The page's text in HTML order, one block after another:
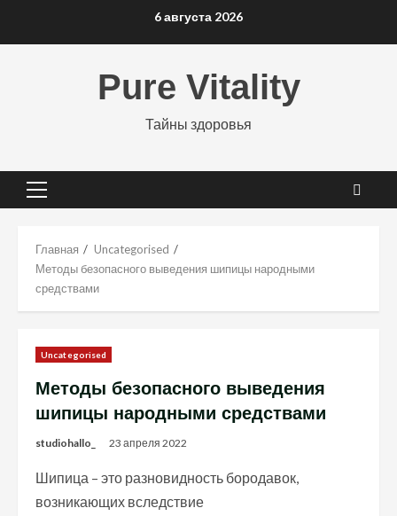
6 августа 2026
Pure Vitality
Тайны здоровья
Основное
Главная
Uncategorised
Методы безопасного выведения шипицы народными
средствами
Uncategorised
Методы безопасного выведения
шипицы народными средствами
studiohallo_ 23 апреля 2022
Шипица – это разновидность бородавок,
возникающих вследствие